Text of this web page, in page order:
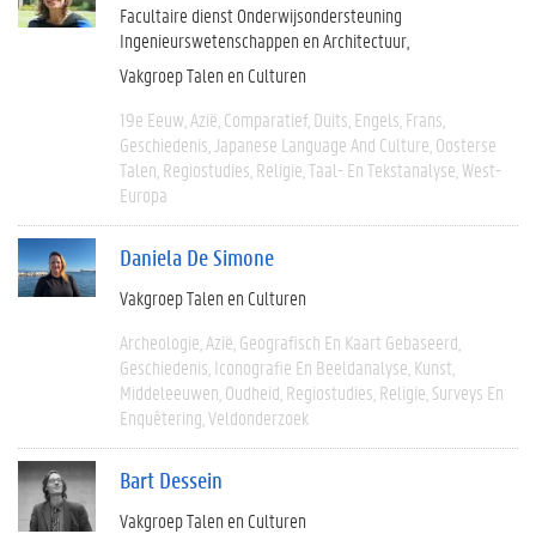
Facultaire dienst Onderwijsondersteuning
Ingenieurswetenschappen en Architectuur
Vakgroep Talen en Culturen
19e Eeuw Azië Comparatief Duits Engels Frans
Geschiedenis Japanese Language And Culture Oosterse
Talen Regiostudies Religie Taal- En Tekstanalyse West-
Europa
Daniela De Simone
Vakgroep Talen en Culturen
Archeologie Azië Geografisch En Kaart Gebaseerd
Geschiedenis Iconografie En Beeldanalyse Kunst
Middeleeuwen Oudheid Regiostudies Religie Surveys En
Enquêtering Veldonderzoek
Bart Dessein
Vakgroep Talen en Culturen